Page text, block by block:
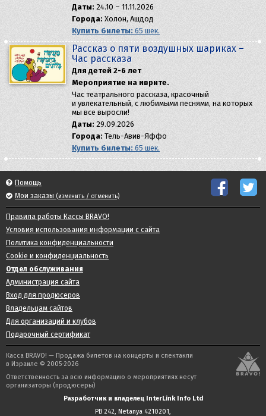
Даты: 24.10 – 11.11.2026
Города: Холон, Ашдод
Купить билеты: 65 шек.
Рассказ о пяти воздушных шариках –
Час рассказа
Для детей 2-6 лет
Мероприятие на иврите.
Час театрального рассказа, красочный
и увлекательный, с любимыми песнями, на которых
мы все выросли!
Даты: 29.09.2026
Города: Тель-Авив-Яффо
Купить билеты: 65 шек.
Помощь
Мои заказы (изменить / отменить)
Правила работы Кассы BRAVO!
Условия использования информации с сайта
Политика конфиденциальности
Cookie и конфиденциальность
Отдел обслуживания
Администрация сайта
Вход для продюсеров
Владельцам сайтов
Для организаций и клубов
Подарочный сертификат
Касса BRAVO! — Продажа билетов на концерты и спектакли
в Израиле © 2005-2026
Ответственность за всю информацию о мероприятиях несут
организаторы (продюсеры)
Разработчик и владелец InterLink Info Ltd
PB 242, Netanya 4210201,